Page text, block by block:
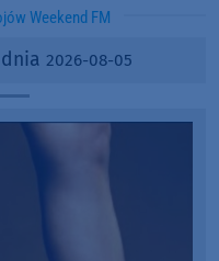
Weekend FM
2026-08-05